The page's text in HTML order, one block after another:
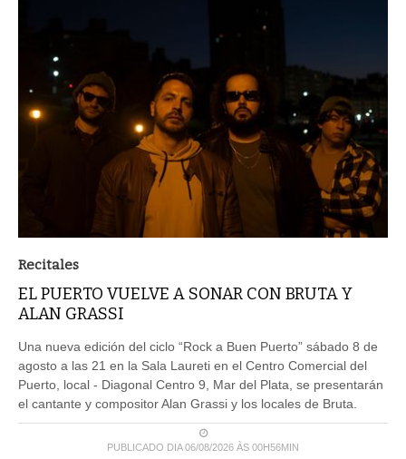
Recitales
EL PUERTO VUELVE A SONAR CON BRUTA Y
ALAN GRASSI
Una nueva edición del ciclo “Rock a Buen Puerto” sábado 8 de
agosto a las 21 en la Sala Laureti en el Centro Comercial del
Puerto, local - Diagonal Centro 9, Mar del Plata, se presentarán
el cantante y compositor Alan Grassi y los locales de Bruta.
PUBLICADO DIA 06/08/2026 ÀS 00H56MIN